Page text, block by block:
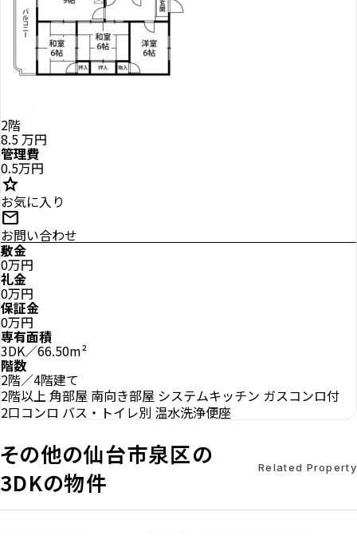
2階
8.5万円
管理費
0.5万円
star
お気に入り
mail
お問い合わせ
敷金
0万円
礼金
0万円
保証金
0万円
専有面積
3DK／66.50m²
階数
2階／4階建て
2階以上 角部屋 南向き部屋 システムキッチン ガスコンロ付
2口コンロ バス・トイレ別 温水洗浄便座
その他の仙台市泉区の
3DKの物件
Related Property